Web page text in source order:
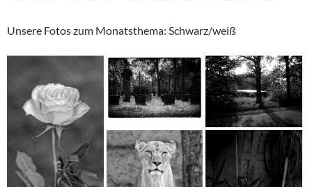
Unsere Fotos zum Monatsthema: Schwarz/weiß